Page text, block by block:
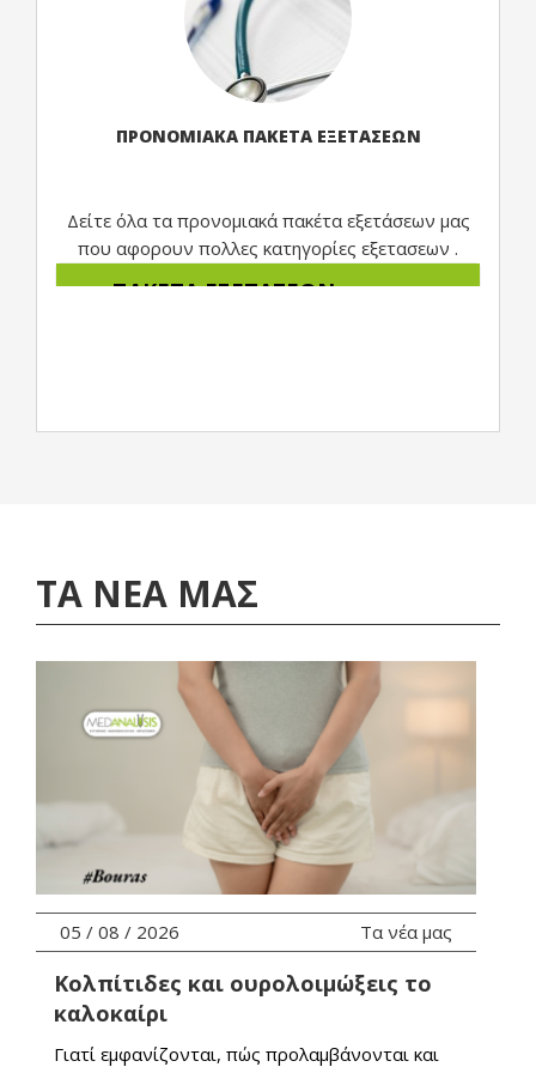
Εξέταση Κολπικού Υγρού
ΠΡΟΝΟΜΙΑΚΑ ΠΑΚΕΤΑ ΕΞΕΤΑΣΕΩΝ
Δείτε όλα τα προνομιακά πακέτα εξετάσεων μας
που αφορουν πολλες κατηγορίες εξετασεων .
ΠΑΚΕΤΑ ΕΞΕΤΑΣΕΩΝ
ΠΡΟΓΕΝΕΤΙΚΟΣ ΕΛΕΓΧΟΣ
ΟΣΤΕΟΠΟΡΩΣΗ
ΤΑ ΝΕΑ ΜΑΣ
05 / 08 / 2026 Τα νέα μας
Κολπίτιδες και ουρολοιμώξεις το
καλοκαίρι
Γιατί εμφανίζονται, πώς προλαμβάνονται και